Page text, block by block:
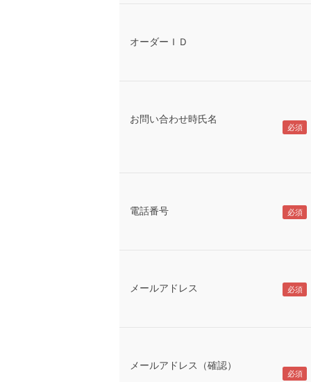
オーダーＩＤ
お問い合わせ時氏名
電話番号
メールアドレス
メールアドレス（確認）